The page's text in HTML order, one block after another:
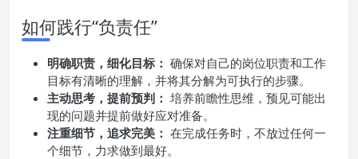
如何践行“负责任”
明确职责，细化目标： 确保对自己的岗位职责和工作
目标有清晰的理解，并将其分解为可执行的步骤。
主动思考，提前预判： 培养前瞻性思维，预见可能出
现的问题并提前做好应对准备。
注重细节，追求完美： 在完成任务时，不放过任何一
个细节，力求做到最好。